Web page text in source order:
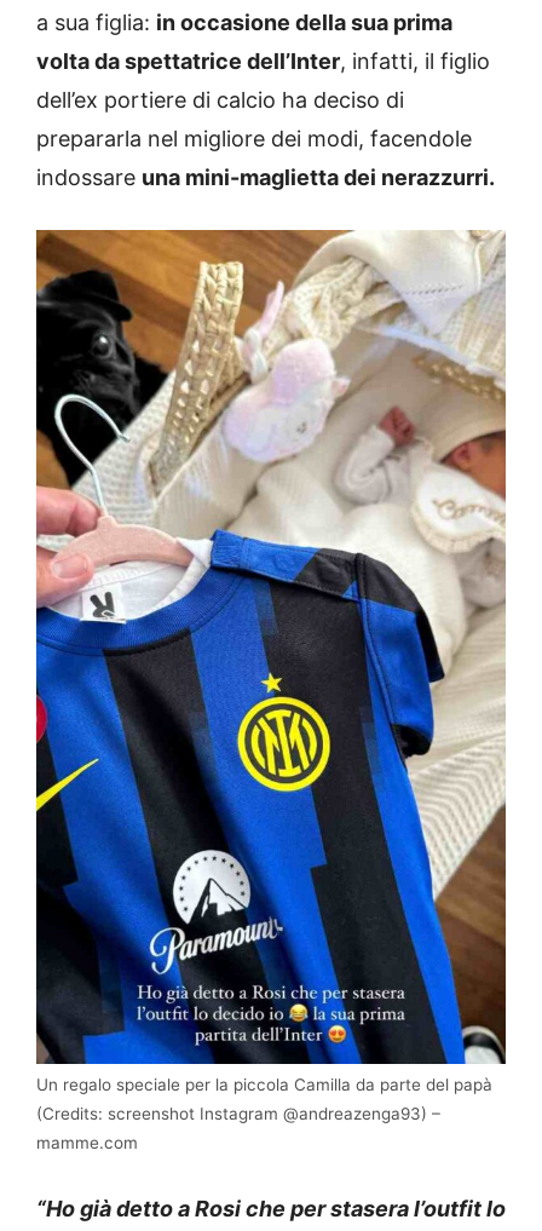
a sua figlia: in occasione della sua prima
volta da spettatrice dell’Inter, infatti, il figlio
dell’ex portiere di calcio ha deciso di
prepararla nel migliore dei modi, facendole
indossare una mini-maglietta dei nerazzurri.
Un regalo speciale per la piccola Camilla da parte del papà
(Credits: screenshot Instagram @andreazenga93) –
mamme.com
“Ho già detto a Rosi che per stasera l’outfit lo